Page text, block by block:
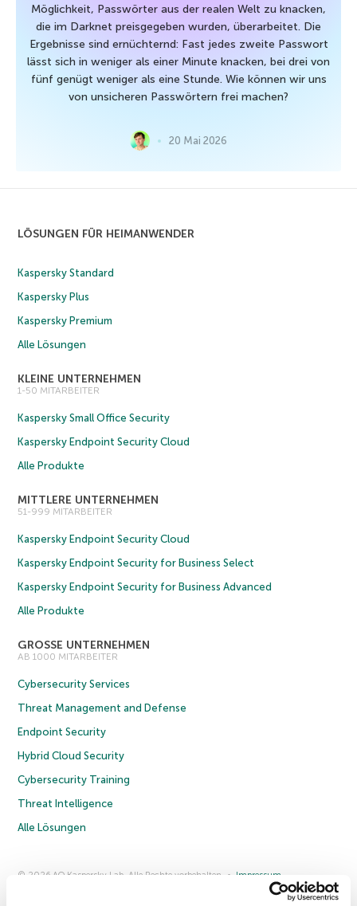
Möglichkeit, Passwörter aus der realen Welt zu knacken,
die im Darknet preisgegeben wurden, überarbeitet. Die
Ergebnisse sind ernüchternd: Fast jedes zweite Passwort
lässt sich in weniger als einer Minute knacken, bei drei von
fünf genügt weniger als eine Stunde. Wie können wir uns
von unsicheren Passwörtern frei machen?
20 Mai 2026
LÖSUNGEN FÜR HEIMANWENDER
Kaspersky Standard
Kaspersky Plus
Kaspersky Premium
Alle Lösungen
KLEINE UNTERNEHMEN
1-50 MITARBEITER
Kaspersky Small Office Security
Kaspersky Endpoint Security Cloud
Alle Produkte
MITTLERE UNTERNEHMEN
51-999 MITARBEITER
Kaspersky Endpoint Security Cloud
Kaspersky Endpoint Security for Business Select
Kaspersky Endpoint Security for Business Advanced
Alle Produkte
GROSSE UNTERNEHMEN
AB 1000 MITARBEITER
Cybersecurity Services
Threat Management and Defense
Endpoint Security
Hybrid Cloud Security
Cybersecurity Training
Threat Intelligence
Alle Lösungen
© 2026 AO Kaspersky Lab. Alle Rechte vorbehalten.
Impressum
Lizenzvereinbarung B2B